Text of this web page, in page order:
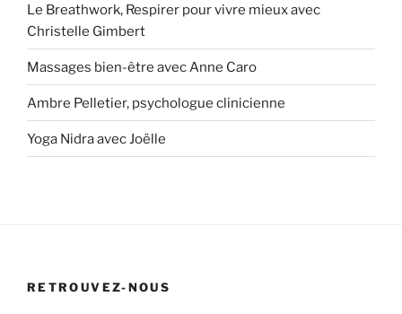
Le Breathwork, Respirer pour vivre mieux avec
Christelle Gimbert
Massages bien-être avec Anne Caro
Ambre Pelletier, psychologue clinicienne
Yoga Nidra avec Joëlle
RETROUVEZ-NOUS